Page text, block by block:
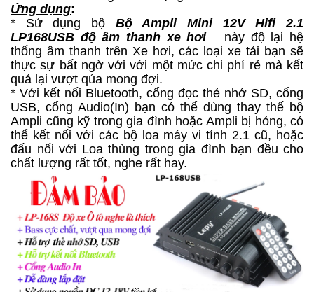
Ứng dụng:
* Sử dụng bộ Bộ Ampli Mini 12V Hifi 2.1
LP168USB độ âm thanh xe hơi này độ lại hệ
thống âm thanh trên Xe hơi, các loại xe tải bạn sẽ
thực sự bất ngờ với với một mức chi phí rẻ mà kết
quả lại vượt qúa mong đợi.
* Với kết nối Bluetooth, cổng đọc thẻ nhớ SD, cổng
USB, cổng Audio(In) bạn có thể dùng thay thế bộ
Ampli cũng kỹ trong gia đình hoặc Ampli bị hỏng, có
thể kết nối với các bộ loa máy vi tính 2.1 cũ, hoặc
đấu nối với Loa thùng trong gia đình bạn đều cho
chất lượng rất tốt, nghe rất hay.